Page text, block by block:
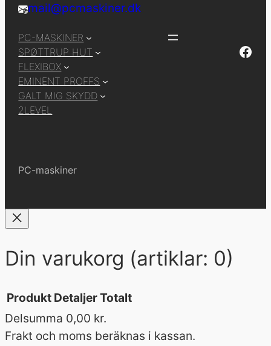
mail@pcmaskiner.dk
PC-MASKINER
SPØTTRUP HUT
FLEXIBOX
EMINENT PROFFS
GALT MIG SKYDD
2LEVEL
Facebook
PC-maskiner
Din varukorg (artiklar: 0)
Produkter
Produkt DetaljerTotalt
Delsumma 0,00 kr.
Frakt och moms beräknas i kassan.